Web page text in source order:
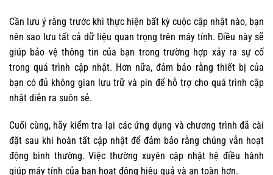
Cần lưu ý rằng trước khi thực hiện bất kỳ cuộc cập nhật nào, bạn
nên sao lưu tất cả dữ liệu quan trọng trên máy tính. Điều này sẽ
giúp bảo vệ thông tin của bạn trong trường hợp xảy ra sự cố
trong quá trình cập nhật. Hơn nữa, đảm bảo rằng thiết bị của
bạn có đủ không gian lưu trữ và pin để hỗ trợ cho quá trình cập
nhật diễn ra suôn sẻ.
Cuối cùng, hãy kiểm tra lại các ứng dụng và chương trình đã cài
đặt sau khi hoàn tất cập nhật để đảm bảo rằng chúng vẫn hoạt
động bình thường. Việc thường xuyên cập nhật hệ điều hành
giúp máy tính của bạn hoạt động hiệu quả và an toàn hơn.